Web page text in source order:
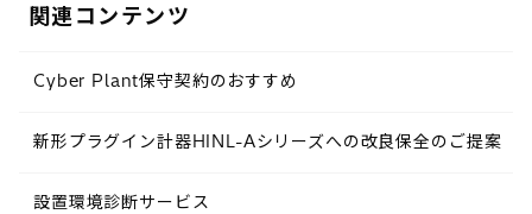
関連コンテンツ
Cyber Plant保守契約のおすすめ
新形プラグイン計器HINL-Aシリーズへの改良保全のご提案
設置環境診断サービス